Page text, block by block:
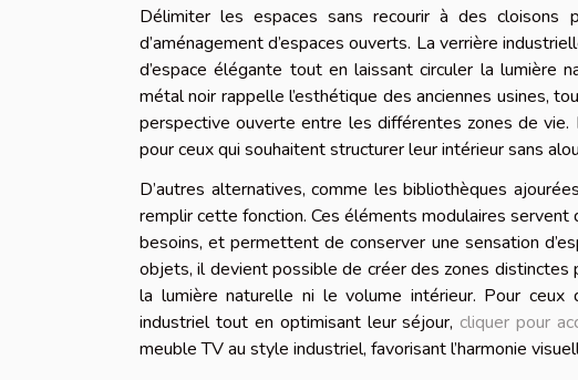
Délimiter les espaces sans recourir à des cloisons
d’aménagement d’espaces ouverts. La verrière
d’espace élégante tout en laissant circuler la lumière
métal noir rappelle l’esthétique des anciennes usines,
perspective ouverte entre les différentes zones de
pour ceux qui souhaitent structurer leur intérieur sans
D’autres alternatives, comme les bibliothèques
remplir cette fonction. Ces éléments modulaires
besoins, et permettent de conserver une sensation
objets, il devient possible de créer des zones distinctes
la lumière naturelle ni le volume intérieur. Pour ceux
industriel tout en optimisant leur séjour, cliquer pour
meuble TV au style industriel, favorisant l’harmonie